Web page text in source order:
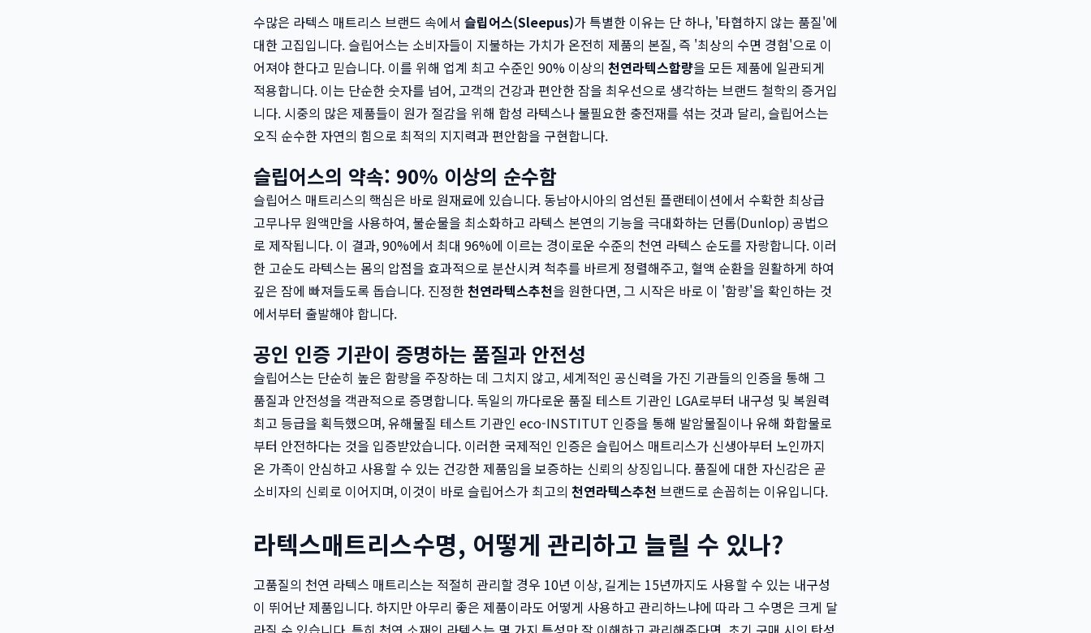
수많은 라텍스 매트리스 브랜드 속에서 슬립어스(Sleepus)가 특별한 이유는 단 하나, '타협하지 않는 품질'에
대한 고집입니다. 슬립어스는 소비자들이 지불하는 가치가 온전히 제품의 본질, 즉 '최상의 수면 경험'으로 이
어져야 한다고 믿습니다. 이를 위해 업계 최고 수준인 90% 이상의 천연라텍스함량을 모든 제품에 일관되게
적용합니다. 이는 단순한 숫자를 넘어, 고객의 건강과 편안한 잠을 최우선으로 생각하는 브랜드 철학의 증거입
니다. 시중의 많은 제품들이 원가 절감을 위해 합성 라텍스나 불필요한 충전재를 섞는 것과 달리, 슬립어스는
오직 순수한 자연의 힘으로 최적의 지지력과 편안함을 구현합니다.
슬립어스의 약속: 90% 이상의 순수함
슬립어스 매트리스의 핵심은 바로 원재료에 있습니다. 동남아시아의 엄선된 플랜테이션에서 수확한 최상급
고무나무 원액만을 사용하여, 불순물을 최소화하고 라텍스 본연의 기능을 극대화하는 던롭(Dunlop) 공법으
로 제작됩니다. 이 결과, 90%에서 최대 96%에 이르는 경이로운 수준의 천연 라텍스 순도를 자랑합니다. 이러
한 고순도 라텍스는 몸의 압점을 효과적으로 분산시켜 척추를 바르게 정렬해주고, 혈액 순환을 원활하게 하여
깊은 잠에 빠져들도록 돕습니다. 진정한천연라텍스추천을 원한다면, 그 시작은 바로 이 '함량'을 확인하는 것
에서부터 출발해야 합니다.
공인 인증 기관이 증명하는 품질과 안전성
슬립어스는 단순히 높은 함량을 주장하는 데 그치지 않고, 세계적인 공신력을 가진 기관들의 인증을 통해 그
품질과 안전성을 객관적으로 증명합니다. 독일의 까다로운 품질 테스트 기관인 LGA로부터 내구성 및 복원력
최고 등급을 획득했으며, 유해물질 테스트 기관인 eco-INSTITUT 인증을 통해 발암물질이나 유해 화합물로
부터 안전하다는 것을 입증받았습니다. 이러한 국제적인 인증은 슬립어스 매트리스가 신생아부터 노인까지
온 가족이 안심하고 사용할 수 있는 건강한 제품임을 보증하는 신뢰의 상징입니다. 품질에 대한 자신감은 곧
소비자의 신뢰로 이어지며, 이것이 바로 슬립어스가 최고의 천연라텍스추천 브랜드로 손꼽히는 이유입니다.
라텍스매트리스수명, 어떻게 관리하고 늘릴 수 있나?
고품질의 천연 라텍스 매트리스는 적절히 관리할 경우 10년 이상, 길게는 15년까지도 사용할 수 있는 내구성
이 뛰어난 제품입니다. 하지만 아무리 좋은 제품이라도 어떻게 사용하고 관리하느냐에 따라 그 수명은 크게 달